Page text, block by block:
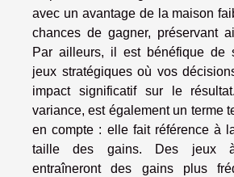
avec un avantage de la maison
chances de gagner, préservant
Par ailleurs, il est bénéfique de
jeux stratégiques où vos
impact significatif sur le
variance, est également un terme
en compte : elle fait référence à
taille des gains. Des jeux
entraîneront des gains plus